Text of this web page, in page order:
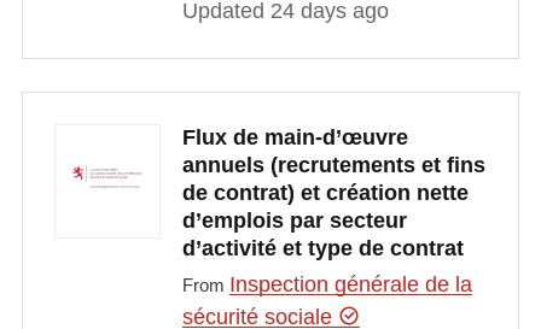
Updated 24 days ago
Flux de main-d’œuvre
annuels (recrutements et fins
de contrat) et création nette
d’emplois par secteur
d’activité et type de contrat
From Inspection générale de la
sécurité sociale